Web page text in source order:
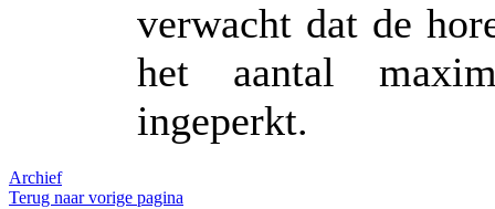
verwacht dat de
het aantal
ingeperkt.
Archief
Terug naar vorige pagina